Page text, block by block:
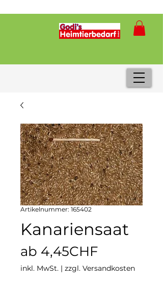
Artikelnummer: 165402
Kanariensaat
ab 4,45CHFSale-
Preis
inkl. MwSt. | zzgl. Versandkosten